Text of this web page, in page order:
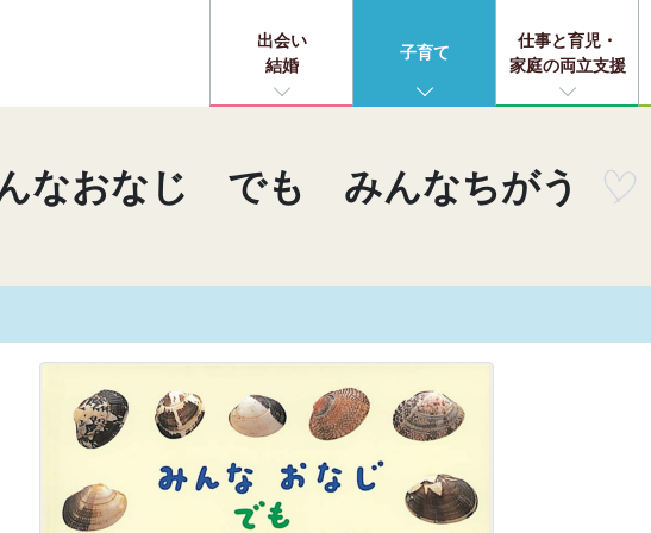
出会い
結婚
子育て
仕事と育児・
家庭の両立支援
なおなじ でも みんなちがう